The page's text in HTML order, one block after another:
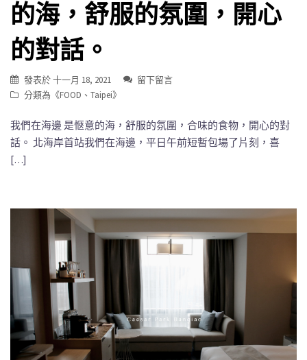
的海，舒服的氛圍，開心
的對話。
發表於十一月 18, 2021
留下留言
分類為《FOOD 、 Taipei》
我們在海邊 是愜意的海，舒服的氛圍，合味的食物，開心的對
話。 北海岸首站我們在海邊，平日午前短暫包場了片刻，喜
[…]